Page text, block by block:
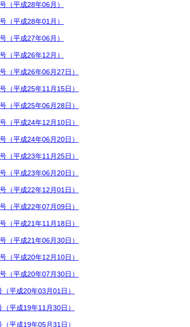
平成28年06月）
平成28年01月）
平成27年06月）
平成26年12月）
平成26年06月27日）
平成25年11月15日）
平成25年06月28日）
平成24年12月10日）
平成24年06月20日）
平成23年11月25日）
平成23年06月20日）
平成22年12月01日）
平成22年07月09日）
平成21年11月18日）
平成21年06月30日）
平成20年12月10日）
平成20年07月30日）
平成20年03月01日）
平成19年11月30日）
平成19年05月31日）